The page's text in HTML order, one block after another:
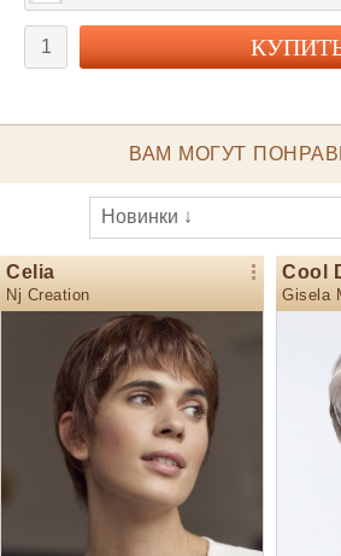
ВАМ МОГУТ
Celia
Nj Creation
Cool
Gisela